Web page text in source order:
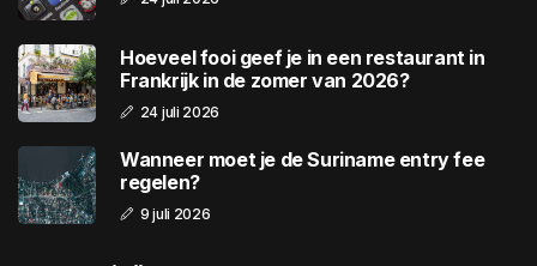
Hoeveel fooi geef je in een restaurant in
Frankrijk in de zomer van 2026?
24 juli 2026
Wanneer moet je de Suriname entry fee
regelen?
9 juli 2026